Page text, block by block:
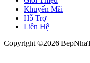
Khuyến Mãi
Hỗ Trợ
Liên Hệ
Copyright ©2026